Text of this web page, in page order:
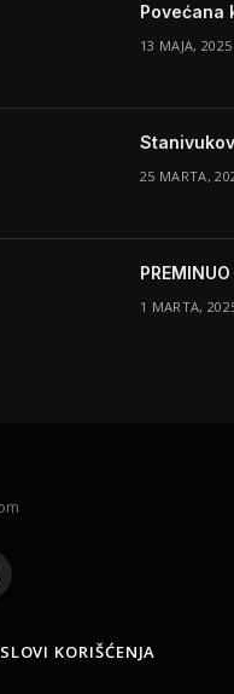
Povećana
13 MAJA, 2025
25 MARTA,
1 MARTA,
KORIŠĆENJA